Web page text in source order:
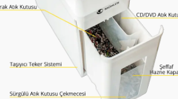
Sarf Malzemeleri